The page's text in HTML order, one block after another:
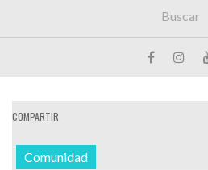
COMPARTIR
Comunidad